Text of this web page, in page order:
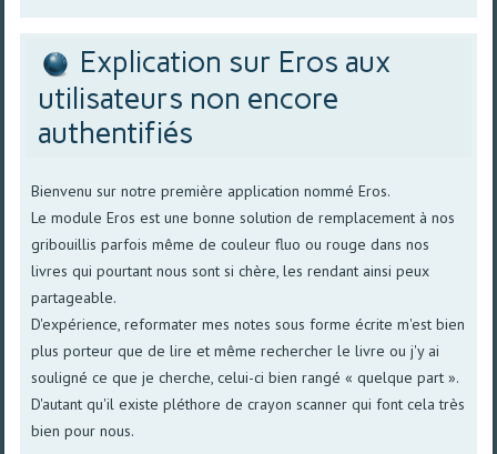
Explication sur Eros aux
utilisateurs non encore
authentifiés
Bienvenu sur notre première application nommé Eros.
Le module Eros est une bonne solution de remplacement à nos
gribouillis parfois même de couleur fluo ou rouge dans nos
livres qui pourtant nous sont si chère, les rendant ainsi peux
partageable.
D'expérience, reformater mes notes sous forme écrite m'est bien
plus porteur que de lire et même rechercher le livre ou j'y ai
souligné ce que je cherche, celui-ci bien rangé « quelque part ».
D'autant qu'il existe pléthore de crayon scanner qui font cela très
bien pour nous.